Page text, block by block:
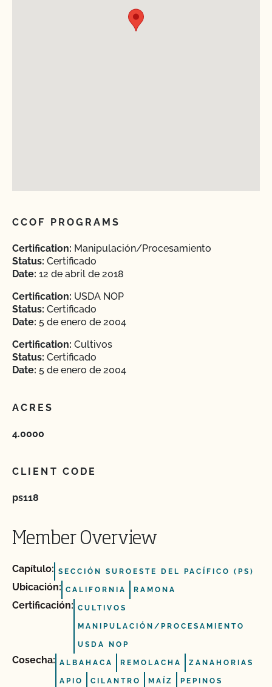
CCOF PROGRAMS
Certification: Manipulación/Procesamiento
Status: Certificado
Date: 12 de abril de 2018
Certification: USDA NOP
Status: Certificado
Date: 5 de enero de 2004
Certification: Cultivos
Status: Certificado
Date: 5 de enero de 2004
ACRES
4.0000
CLIENT CODE
ps118
Member Overview
Capítulo: SECCIÓN SUROESTE DEL PACÍFICO (PS)
Ubicación: CALIFORNIA RAMONA
Certificación: CULTIVOS
MANIPULACIÓN/PROCESAMIENTO
USDA NOP
Cosecha: ALBAHACA REMOLACHA ZANAHORIAS
APIO CILANTRO MAÍZ PEPINOS